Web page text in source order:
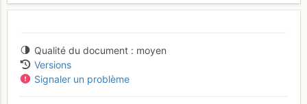
Qualité du document
moyen
Versions
Signaler un problème